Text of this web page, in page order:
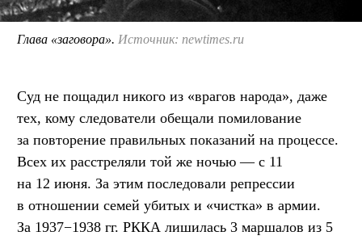
Глава «заговора». Источник: newtimes.ru
Суд не пощадил никого из «врагов народа», даже
тех, кому следователи обещали помилование
за повторение правильных показаний на процессе.
Всех их расстреляли той же ночью — с 11
на 12 июня. За этим последовали репрессии
в отношении семей убитых и «чистка» в армии.
За 1937−1938 гг. РККА лишилась 3 маршалов из 5